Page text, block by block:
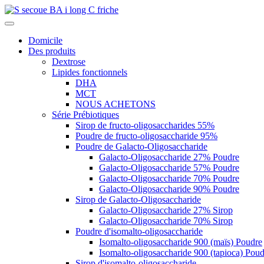
Domicile
Des produits
Dextrose
Lipides fonctionnels
DHA
MCT
NOUS ACHETONS
Série Prébiotiques
Sirop de fructo-oligosaccharides 55%
Poudre de fructo-oligosaccharide 95%
Poudre de Galacto-Oligosaccharide
Galacto-Oligosaccharide 27% Poudre
Galacto-Oligosaccharide 57% Poudre
Galacto-Oligosaccharide 70% Poudre
Galacto-Oligosaccharide 90% Poudre
Sirop de Galacto-Oligosaccharide
Galacto-Oligosaccharide 27% Sirop
Galacto-Oligosaccharide 70% Sirop
Poudre d'isomalto-oligosaccharide
Isomalto-oligosaccharide 900 (maïs) Poudre
Isomalto-oligosaccharide 900 (tapioca)